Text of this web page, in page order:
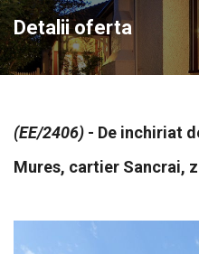
Detalii oferta
(EE/2406) - De inchiriat
Mures, cartier Sancrai,